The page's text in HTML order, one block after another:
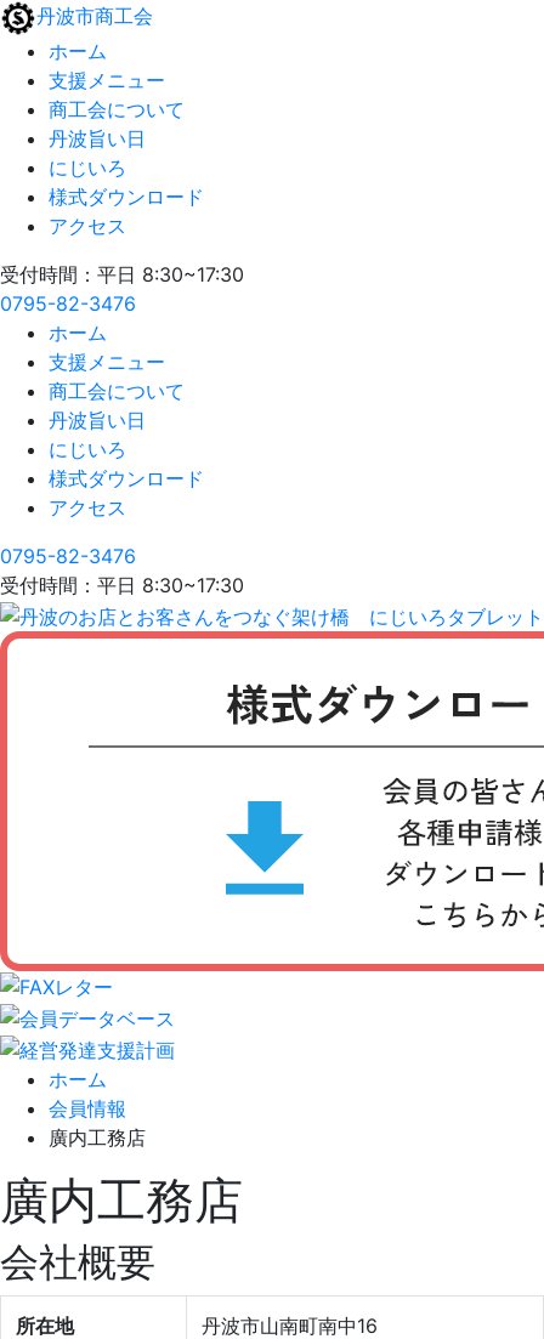
丹波市商工会
ホーム
支援メニュー
商工会について
丹波旨い日
にじいろ
様式ダウンロード
アクセス
受付時間：平日 8:30~17:30
0795-82-3476
ホーム
支援メニュー
商工会について
丹波旨い日
にじいろ
様式ダウンロード
アクセス
0795-82-3476
受付時間：平日 8:30~17:30
ホーム
会員情報
廣内工務店
廣内工務店
会社概要
所在地 丹波市山南町南中16